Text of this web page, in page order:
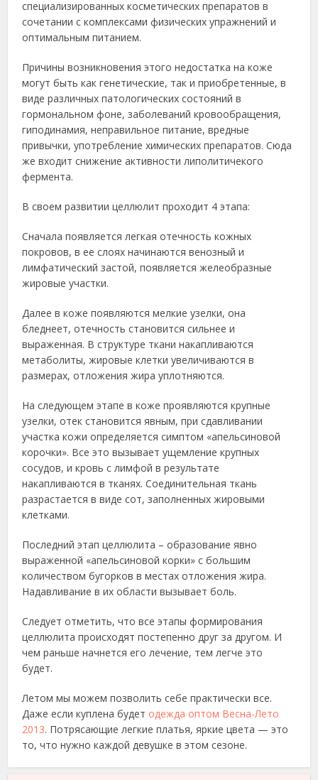
специализированных косметических препаратов в
сочетании с комплексами физических упражнений и
оптимальным питанием.
Причины возникновения этого недостатка на коже
могут быть как генетические, так и приобретенные, в
виде различных патологических состояний в
гормональном фоне, заболеваний кровообращения,
гиподинамия, неправильное питание, вредные
привычки, употребление химических препаратов. Сюда
же входит снижение активности липолитичекого
фермента.
В своем развитии целлюлит проходит 4 этапа:
Сначала появляется легкая отечность кожных
покровов, в ее слоях начинаются венозный и
лимфатический застой, появляется желеобразные
жировые участки.
Далее в коже появляются мелкие узелки, она
бледнеет, отечность становится сильнее и
выраженная. В структуре ткани накапливаются
метаболиты, жировые клетки увеличиваются в
размерах, отложения жира уплотняются.
На следующем этапе в коже проявляются крупные
узелки, отек становится явным, при сдавливании
участка кожи определяется симптом «апельсиновой
корочки». Все это вызывает ущемление крупных
сосудов, и кровь с лимфой в результате
накапливаются в тканях. Соединительная ткань
разрастается в виде сот, заполненных жировыми
клетками.
Последний этап целлюлита – образование явно
выраженной «апельсиновой корки» с большим
количеством бугорков в местах отложения жира.
Надавливание в их области вызывает боль.
Следует отметить, что все этапы формирования
целлюлита происходят постепенно друг за другом. И
чем раньше начнется его лечение, тем легче это
будет.
Летом мы можем позволить себе практически все.
Даже если куплена будет одежда оптом Весна-Лето
2013. Потрясающие легкие платья, яркие цвета — это
то, что нужно каждой девушке в этом сезоне.